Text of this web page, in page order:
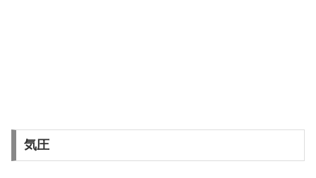
気圧